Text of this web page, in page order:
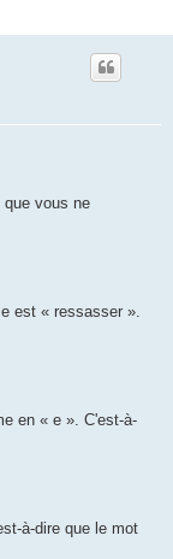
que vous ne
est « ressasser ».
en « e ». C'est-à-
à-dire que le mot